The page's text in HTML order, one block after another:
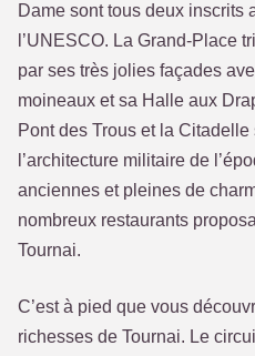
Dame sont tous deux inscrits
l’UNESCO. La Grand-Place
par ses très jolies façades
moineaux et sa Halle aux
Pont des Trous et la
l’architecture militaire de
anciennes et pleines de
nombreux restaurants
Tournai.
C’est à pied que vous
richesses de Tournai. Le